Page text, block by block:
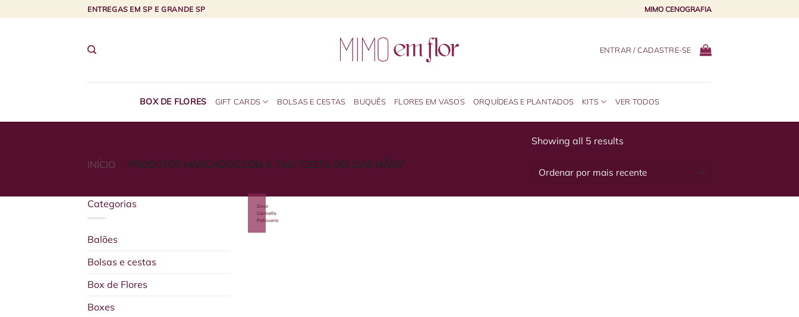
to
ENTREGAS EM SP E GRANDE SP MIMO CENOGRAFIA
ENTRAR / CADASTRE-SE
BOX DE FLORES GIFT CARDS BOLSAS E CESTAS BUQUÊS FLORES EM VASOS ORQUÍDEAS E PLANTADOS KITS VER TODOS
INÍCIO PRODUTOS MARCADOS COM A TAG “CESTA DIA DAS MÃES”
Showing all 5 resultsSorted
latest
Categorias
Balões
Bolsas e cestas
Box de Flores
Boxes
Doce
Carmella
Patisserie